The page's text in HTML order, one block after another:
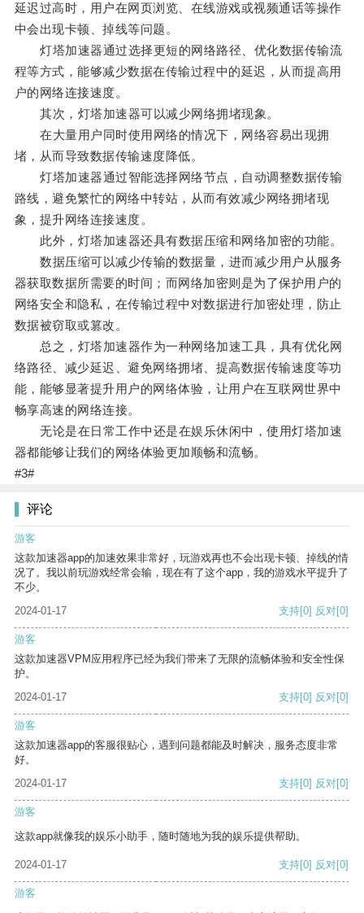
延迟过高时，用户在网页浏览、在线游戏或视频通话等操作
中会出现卡顿、掉线等问题。
灯塔加速器通过选择更短的网络路径、优化数据传输流
程等方式，能够减少数据在传输过程中的延迟，从而提高用
户的网络连接速度。
其次，灯塔加速器可以减少网络拥堵现象。
在大量用户同时使用网络的情况下，网络容易出现拥
堵，从而导致数据传输速度降低。
灯塔加速器通过智能选择网络节点，自动调整数据传输
路线，避免繁忙的网络中转站，从而有效减少网络拥堵现
象，提升网络连接速度。
此外，灯塔加速器还具有数据压缩和网络加密的功能。
数据压缩可以减少传输的数据量，进而减少用户从服务
器获取数据所需要的时间；而网络加密则是为了保护用户的
网络安全和隐私，在传输过程中对数据进行加密处理，防止
数据被窃取或篡改。
总之，灯塔加速器作为一种网络加速工具，具有优化网
络路径、减少延迟、避免网络拥堵、提高数据传输速度等功
能，能够显著提升用户的网络体验，让用户在互联网世界中
畅享高速的网络连接。
无论是在日常工作中还是在娱乐休闲中，使用灯塔加速
器都能够让我们的网络体验更加顺畅和流畅。
#3#
评论
游客
这款加速器app的加速效果非常好，玩游戏再也不会出现卡顿、掉线的情
况了。我以前玩游戏经常会输，现在有了这个app，我的游戏水平提升了
不少。
2024-01-17
支持[0] 反对[0]
游客
这款加速器VPM应用程序已经为我们带来了无限的流畅体验和安全性保
护。
2024-01-17
支持[0] 反对[0]
游客
这款加速器app的客服很贴心，遇到问题都能及时解决，服务态度非常
好。
2024-01-17
支持[0] 反对[0]
游客
这款app就像我的娱乐小助手，随时随地为我的娱乐提供帮助。
2024-01-17 支持[0] 反对[0]
游客